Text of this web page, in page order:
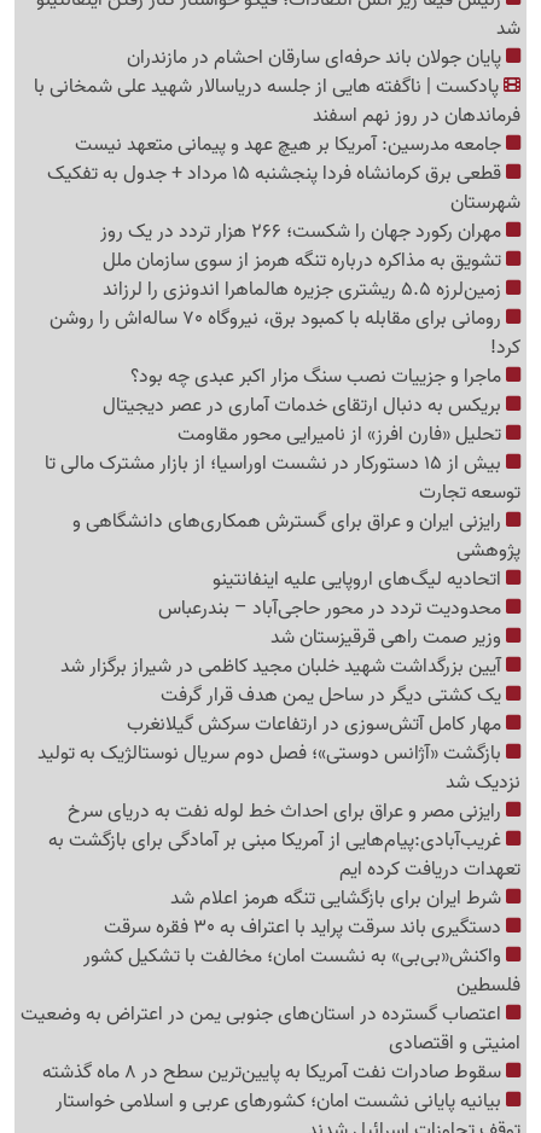
شد
پایان جولان باند حرفه‌ای سارقان احشام در مازندران
پادکست | ناگفته هایی از جلسه دریاسالار شهید علی شمخانی با
فرماندهان در روز نهم اسفند
جامعه مدرسین: آمریکا بر هیچ عهد و پیمانی متعهد نیست
قطعی برق کرمانشاه فردا پنجشنبه 15 مرداد + جدول به تفکیک
شهرستان
مهران رکورد جهان را شکست؛ 266 هزار تردد در یک روز
تشویق به مذاکره درباره تنگه هرمز از سوی سازمان ملل
زمین‌لرزه 5.5 ریشتری جزیره هالماهرا اندونزی را لرزاند
رومانی برای مقابله با کمبود برق، نیروگاه 70 ساله‌اش را روشن
کرد!
ماجرا و جزییات نصب سنگ مزار اکبر عبدی چه بود؟
بریکس به دنبال ارتقای خدمات آماری در عصر دیجیتال
تحلیل «فارن افرز» از نامیرایی محور مقاومت
بیش از 15 دستورکار در نشست اوراسیا؛ از بازار مشترک مالی تا
توسعه تجارت
رایزنی ایران و عراق برای گسترش همکاری‌های دانشگاهی و
پژوهشی
اتحادیه لیگ‌های اروپایی علیه اینفانتینو
محدودیت تردد در محور حاجی‌آباد – بندرعباس
وزیر صمت راهی قرقیزستان شد
آیین بزرگداشت شهید خلبان مجید کاظمی در شیراز برگزار شد
یک کشتی دیگر در ساحل یمن هدف قرار گرفت
مهار کامل آتش‌سوزی در ارتفاعات سرکش گیلانغرب
بازگشت «آژانس دوستی»؛ فصل دوم سریال نوستالژیک به تولید
نزدیک شد
رایزنی مصر و عراق برای احداث خط لوله نفت به دریای سرخ
غریب‌آبادی:پیام‌هایی از آمریکا مبنی بر آمادگی برای بازگشت به
تعهدات دریافت کرده ایم
شرط ایران برای بازگشایی تنگه هرمز اعلام شد
دستگیری باند سرقت پراید با اعتراف به 30 فقره سرقت
واکنش«بی‌بی» به نشست امان؛ مخالفت با تشکیل کشور
فلسطین
اعتصاب گسترده در استان‌های جنوبی یمن در اعتراض به وضعیت
امنیتی و اقتصادی
سقوط صادرات نفت آمریکا به پایین‌ترین سطح در 8 ماه گذشته
بیانیه پایانی نشست امان؛ کشورهای عربی و اسلامی خواستار